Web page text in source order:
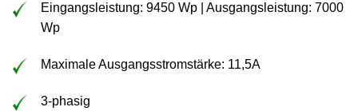
war:
ist:
Eingangsleistung: 9450 Wp | Ausgangsleistung: 7000
Wp
Maximale Ausgangsstromstärke: 11,5A
3-phasig